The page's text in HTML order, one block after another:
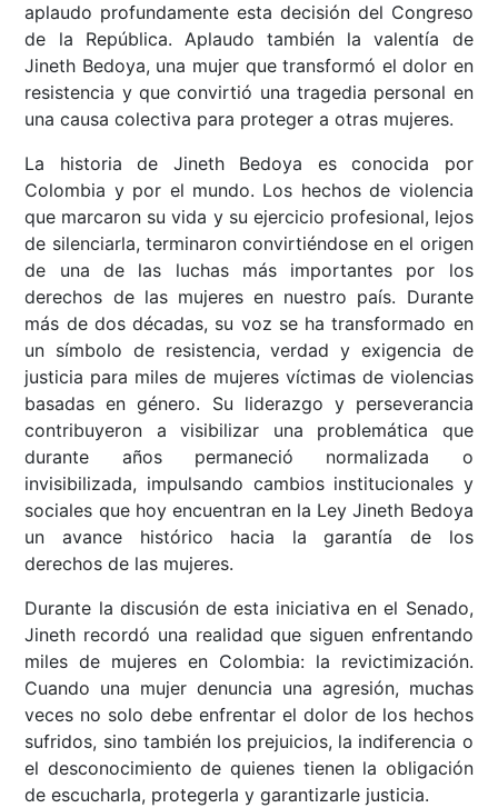
aplaudo profundamente esta decisión del Congreso
de la República. Aplaudo también la valentía de
Jineth Bedoya, una mujer que transformó el dolor en
resistencia y que convirtió una tragedia personal en
una causa colectiva para proteger a otras mujeres.
La historia de Jineth Bedoya es conocida por
Colombia y por el mundo. Los hechos de violencia
que marcaron su vida y su ejercicio profesional, lejos
de silenciarla, terminaron convirtiéndose en el origen
de una de las luchas más importantes por los
derechos de las mujeres en nuestro país. Durante
más de dos décadas, su voz se ha transformado en
un símbolo de resistencia, verdad y exigencia de
justicia para miles de mujeres víctimas de violencias
basadas en género. Su liderazgo y perseverancia
contribuyeron a visibilizar una problemática que
durante años permaneció normalizada o
invisibilizada, impulsando cambios institucionales y
sociales que hoy encuentran en la Ley Jineth Bedoya
un avance histórico hacia la garantía de los
derechos de las mujeres.
Durante la discusión de esta iniciativa en el Senado,
Jineth recordó una realidad que siguen enfrentando
miles de mujeres en Colombia: la revictimización.
Cuando una mujer denuncia una agresión, muchas
veces no solo debe enfrentar el dolor de los hechos
sufridos, sino también los prejuicios, la indiferencia o
el desconocimiento de quienes tienen la obligación
de escucharla, protegerla y garantizarle justicia.